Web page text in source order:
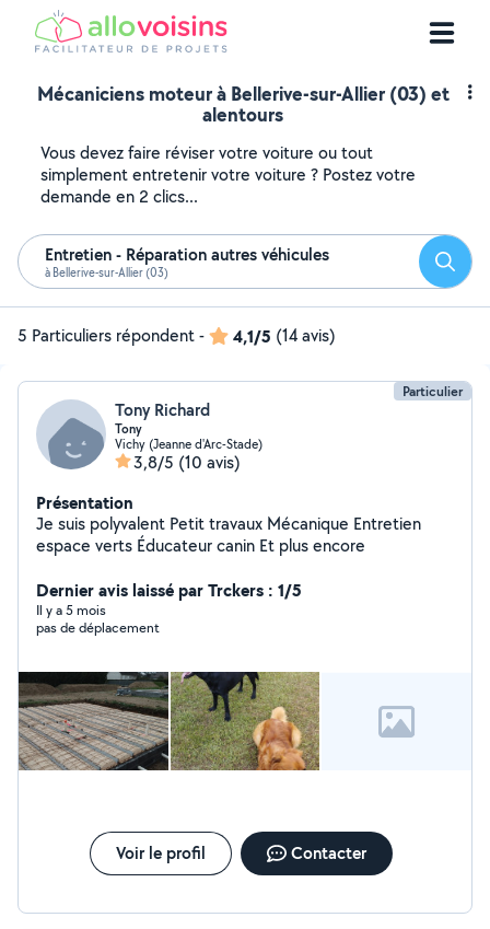
Mécaniciens moteur à Bellerive-sur-Allier (03) et
alentours
Vous devez faire réviser votre voiture ou tout
simplement entretenir votre voiture ? Postez votre
demande en 2 clics...
Entretien - Réparation autres véhicules
à Bellerive-sur-Allier (03)
5 Particuliers répondent- 4,1/5 (14 avis)
Particulier
Tony Richard
Tony
Vichy (Jeanne d'Arc-Stade)
3,8/5 (10 avis)
Présentation
Je suis polyvalent Petit travaux Mécanique Entretien
espace verts Éducateur canin Et plus encore
Dernier avis laissé par Trckers : 1/5
Il y a 5 mois
pas de déplacement
Voir le profil Contacter